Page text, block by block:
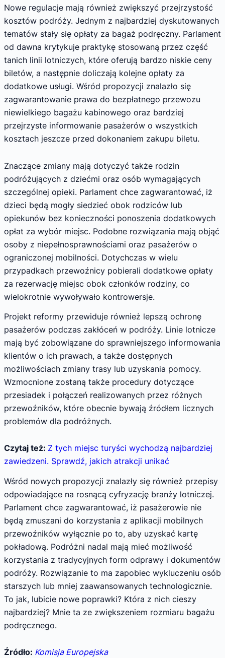
Nowe regulacje mają również zwiększyć przejrzystość
kosztów podróży. Jednym z najbardziej dyskutowanych
tematów stały się opłaty za bagaż podręczny. Parlament
od dawna krytykuje praktykę stosowaną przez część
tanich linii lotniczych, które oferują bardzo niskie ceny
biletów, a następnie doliczają kolejne opłaty za
dodatkowe usługi. Wśród propozycji znalazło się
zagwarantowanie prawa do bezpłatnego przewozu
niewielkiego bagażu kabinowego oraz bardziej
przejrzyste informowanie pasażerów o wszystkich
kosztach jeszcze przed dokonaniem zakupu biletu.
Znaczące zmiany mają dotyczyć także rodzin
podróżujących z dziećmi oraz osób wymagających
szczególnej opieki. Parlament chce zagwarantować, iż
dzieci będą mogły siedzieć obok rodziców lub
opiekunów bez konieczności ponoszenia dodatkowych
opłat za wybór miejsc. Podobne rozwiązania mają objąć
osoby z niepełnosprawnościami oraz pasażerów o
ograniczonej mobilności. Dotychczas w wielu
przypadkach przewoźnicy pobierali dodatkowe opłaty
za rezerwację miejsc obok członków rodziny, co
wielokrotnie wywoływało kontrowersje.
Projekt reformy przewiduje również lepszą ochronę
pasażerów podczas zakłóceń w podróży. Linie lotnicze
mają być zobowiązane do sprawniejszego informowania
klientów o ich prawach, a także dostępnych
możliwościach zmiany trasy lub uzyskania pomocy.
Wzmocnione zostaną także procedury dotyczące
przesiadek i połączeń realizowanych przez różnych
przewoźników, które obecnie bywają źródłem licznych
problemów dla podróżnych.
Czytaj też: Z tych miejsc turyści wychodzą najbardziej
zawiedzeni. Sprawdź, jakich atrakcji unikać
Wśród nowych propozycji znalazły się również przepisy
odpowiadające na rosnącą cyfryzację branży lotniczej.
Parlament chce zagwarantować, iż pasażerowie nie
będą zmuszani do korzystania z aplikacji mobilnych
przewoźników wyłącznie po to, aby uzyskać kartę
pokładową. Podróżni nadal mają mieć możliwość
korzystania z tradycyjnych form odprawy i dokumentów
podróży. Rozwiązanie to ma zapobiec wykluczeniu osób
starszych lub mniej zaawansowanych technologicznie.
To jak, lubicie nowe poprawki? Która z nich cieszy
najbardziej? Mnie ta ze zwiększeniem rozmiaru bagażu
podręcznego.
Źródło: Komisja Europejska